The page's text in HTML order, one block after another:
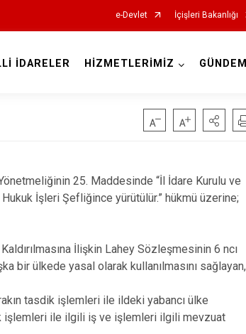
e-Devlet İçişleri Bakanlığı
Gölcük
Karamürsel
İDARELER HİZMETLERİMİZ GÜNDEM
25. Maddesinde “İl İdare Kurulu ve
İşleri Şefliğince yürütülür.” hükmü üzerine;
İlişkin Lahey Sözleşmesinin 6 ncı
bir ülkede yasal olarak kullanılmasını sağlayan,
tasdik işlemleri ile ildeki yabancı ülke
işlemleri ile ilgili iş ve işlemleri ilgili mevzuat